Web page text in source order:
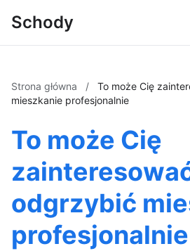
Schody
Strona główna /
To może Cię
mieszkanie profesjonalnie
To może Cię
odgrzybić
profesjonalnie